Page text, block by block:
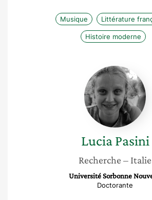
Musique Littérature
Histoire moderne
Lucia
Pasini
Lucia Pasini
Recherche – Italie
Université Sorbonne
Doctorante